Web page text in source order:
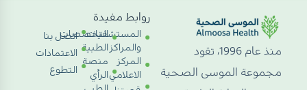
منذ عام 1996، تقود
مجموعة الموسى الصحية
روابط مفيدة
المستشفيات
والمراكز
المركز
الاعلامي
التخصصات
الطبية
منصة
الرأي
اتصل بنا
الاعتمادات
التطوع